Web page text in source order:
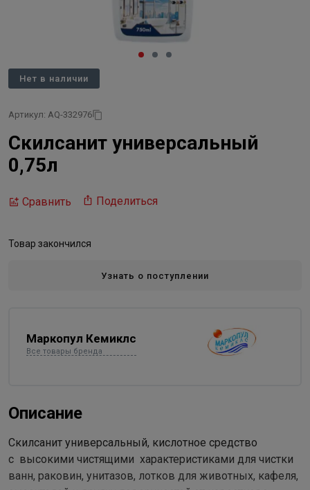
Нет в наличии
Артикул: AQ-332976
Скилсанит универсальный
0,75л
Сравнить Поделиться
Товар закончился
Узнать о поступлении
Маркопул Кемиклс
Все товары бренда
Описание
Скилсанит универсальный, кислотное средство
с высокими чистящими характеристиками для чистки
ванн, раковин, унитазов, лотков для животных, кафеля,